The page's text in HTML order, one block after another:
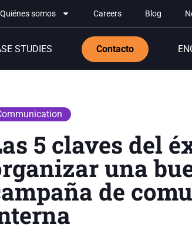
Quiénes somos Careers Blog
STUDIES Contacto
5 claves del
una
de